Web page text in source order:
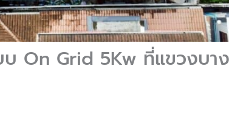
บ On Grid 5Kw ที่แขวงบา